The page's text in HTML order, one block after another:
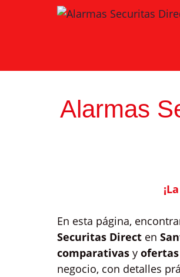
Alarmas
En esta página,
Securitas Direct en
comparativas y ofertas
negocio, con detalles